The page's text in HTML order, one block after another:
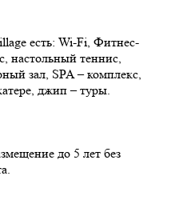
есть: Wi-Fi, Фитнес-
настольный теннис,
зал, SPA – комплекс,
джип – туры.
до 5 лет без